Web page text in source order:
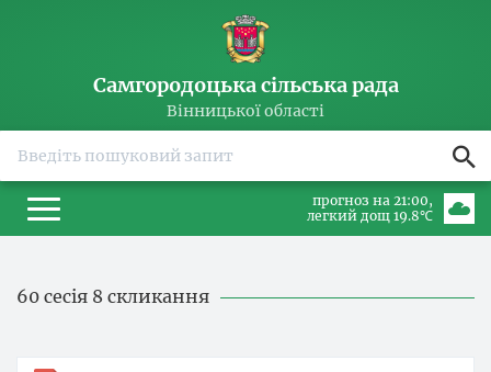
Самгородоцька сільська рада
Вінницької області
прогноз на 21:00
легкий дощ 19.8℃
60 сесія 8 скликання